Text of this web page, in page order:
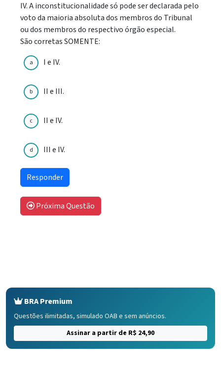
IV. A inconstitucionalidade só pode ser declarada pelo
voto da maioria absoluta dos membros do Tribunal
ou dos membros do respectivo órgão especial.
São corretas SOMENTE:
a I e IV.
b II e III.
c II e IV.
d III e IV.
Próxima Questão
BRA Premium
Questões ilimitadas, simulado OAB e sem anúncios.
Assinar a partir de R$ 24,90